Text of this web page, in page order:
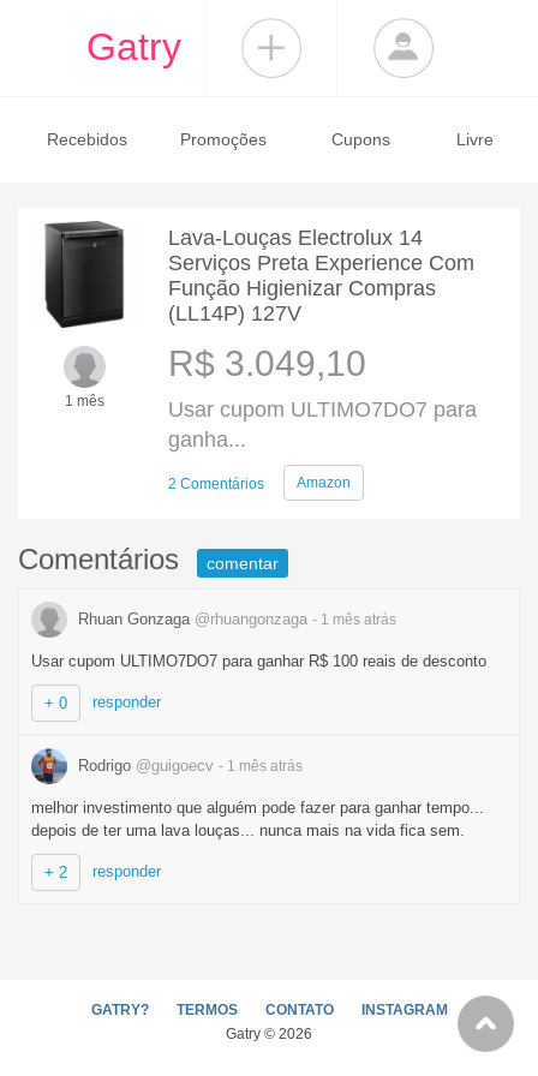
Gatry
Recebidos Promoções Cupons Livre
1 mês
Lava-Louças Electrolux 14
Serviços Preta Experience Com
Função Higienizar Compras
(LL14P) 127V
R$ 3.049,10
Usar cupom ULTIMO7DO7 para
ganha...
2 Comentários Amazon
Comentários comentar
Rhuan Gonzaga @rhuangonzaga - 1 mês atrás
Usar cupom ULTIMO7DO7 para ganhar R$ 100 reais de desconto
+ 0 responder
Rodrigo @guigoecv - 1 mês atrás
melhor investimento que alguém pode fazer para ganhar tempo...
depois de ter uma lava louças... nunca mais na vida fica sem.
+ 2 responder
GATRY? TERMOS CONTATO
INSTAGRAM
Gatry © 2026